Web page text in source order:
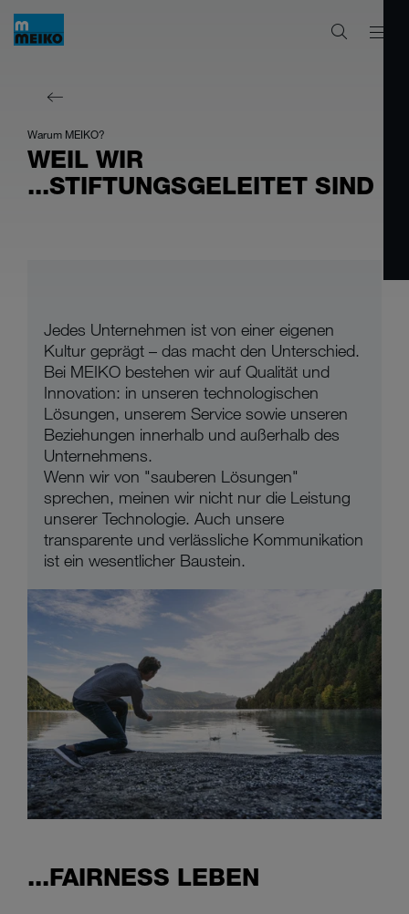
Warum MEIKO?
WEIL WIR
...STIFTUNGSGELEITET SIND
Jedes Unternehmen ist von einer eigenen
Kultur geprägt – das macht den Unterschied.
Bei MEIKO bestehen wir auf Qualität und
Innovation: in unseren technologischen
Lösungen, unserem Service sowie unseren
Beziehungen innerhalb und außerhalb des
Unternehmens.
Wenn wir von "sauberen Lösungen"
sprechen, meinen wir nicht nur die Leistung
unserer Technologie. Auch unsere
transparente und verlässliche Kommunikation
ist ein wesentlicher Baustein.
...FAIRNESS LEBEN